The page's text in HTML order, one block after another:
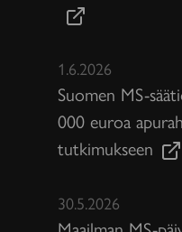
1.6.2026
Suomen MS-
000 euroa
tutkimukseen
30.5.2026